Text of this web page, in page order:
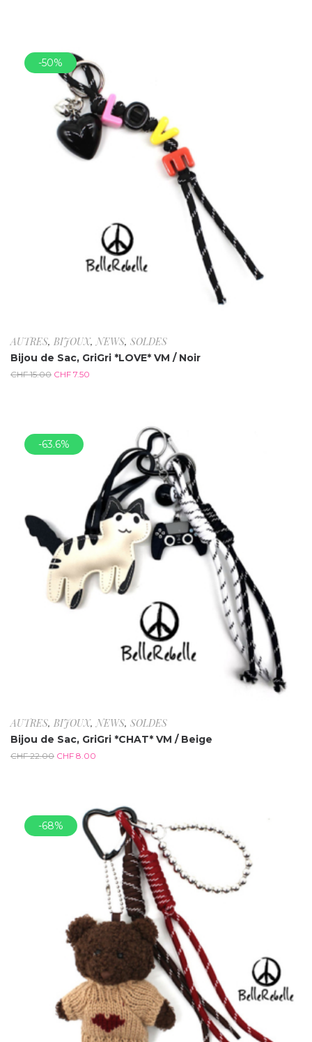
-50%
AUTRES, BIJOUX,NEWS, SOLDES
Bijou de Sac, GriGri *LOVE* VM / Noir
CHF15.00 CHF 7.50
-63.6%
AUTRES, BIJOUX,NEWS, SOLDES
Bijou de Sac, GriGri *CHAT* VM / Beige
CHF22.00 CHF 8.00
-68%